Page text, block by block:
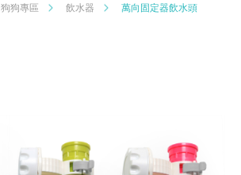
狗狗專區 飲水器 萬向固定器飲水頭